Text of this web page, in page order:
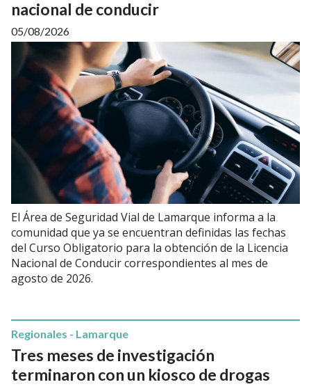
nacional de conducir
05/08/2026
El Área de Seguridad Vial de Lamarque informa a la
comunidad que ya se encuentran definidas las fechas
del Curso Obligatorio para la obtención de la Licencia
Nacional de Conducir correspondientes al mes de
agosto de 2026.
Tres meses de investigación
terminaron con un kiosco de drogas
Regionales - Lamarque